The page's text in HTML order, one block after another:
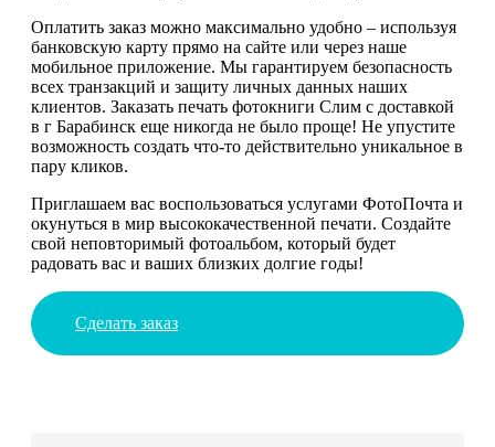
Оплатить заказ можно максимально удобно – используя
банковскую карту прямо на сайте или через наше
мобильное приложение. Мы гарантируем безопасность
всех транзакций и защиту личных данных наших
клиентов. Заказать печать фотокниги Слим с доставкой
в г Барабинск еще никогда не было проще! Не упустите
возможность создать что-то действительно уникальное в
пару кликов.
Приглашаем вас воспользоваться услугами ФотоПочта и
окунуться в мир высококачественной печати. Создайте
свой неповторимый фотоальбом, который будет
радовать вас и ваших близких долгие годы!
Сделать заказ